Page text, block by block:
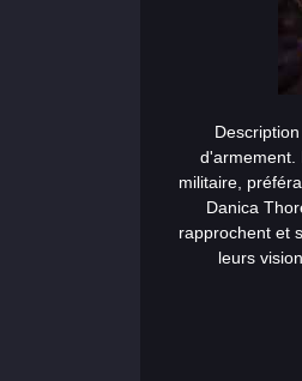
d'armement.
militaire,
Danica
rapprochent et
leurs